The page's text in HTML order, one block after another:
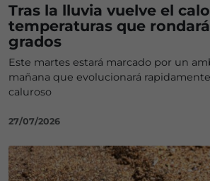
Tras la lluvia vuelve el
temperaturas que
grados
Este martes estará marcado por un
mañana que evolucionará
caluroso
27/07/2026